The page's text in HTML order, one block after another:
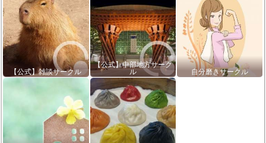
【公式】雑談サークル
【公式】中部地方サーク
ル
自分磨きサークル